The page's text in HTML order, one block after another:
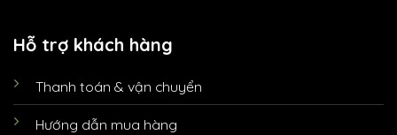
Hỗ trợ khách hàng
Thanh toán & vận chuyển
Hướng dẫn mua hàng